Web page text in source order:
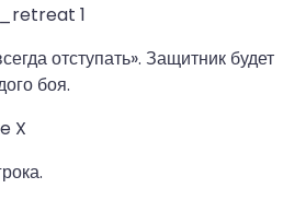
1
отступать». Защитник будет
боя.
X